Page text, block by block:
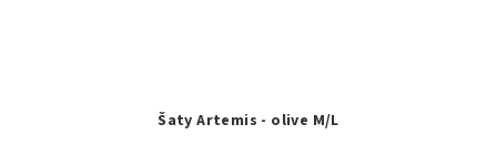
Šaty Artemis - olive M/L